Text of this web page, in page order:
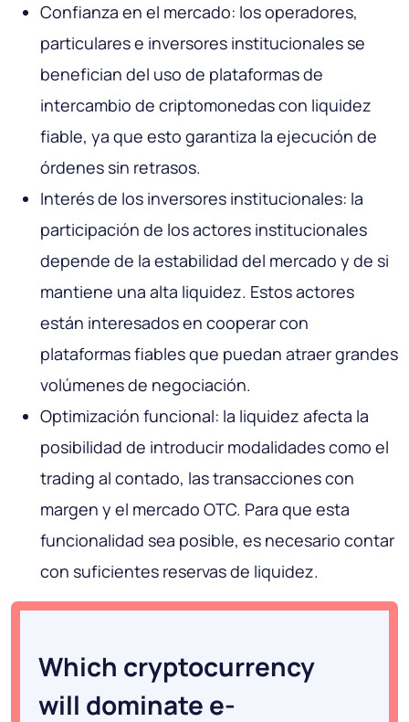
Confianza en el mercado: los operadores,
particulares e inversores institucionales se
benefician del uso de plataformas de
intercambio de criptomonedas con liquidez
fiable, ya que esto garantiza la ejecución de
órdenes sin retrasos.
Interés de los inversores institucionales: la
participación de los actores institucionales
depende de la estabilidad del mercado y de si
mantiene una alta liquidez. Estos actores
están interesados ​​en cooperar con
plataformas fiables que puedan atraer grandes
volúmenes de negociación.
Optimización funcional: la liquidez afecta la
posibilidad de introducir modalidades como el
trading al contado, las transacciones con
margen y el mercado OTC. Para que esta
funcionalidad sea posible, es necesario contar
con suficientes reservas de liquidez.
Which cryptocurrency
will dominate e-